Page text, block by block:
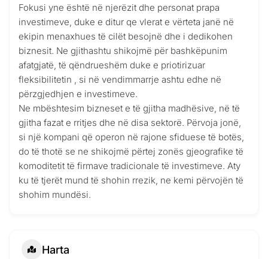
Fokusi yne është në njerëzit dhe personat prapa
investimeve, duke e ditur qe vlerat e vërteta janë në
ekipin menaxhues të cilët besojnë dhe i dedikohen
biznesit. Ne gjithashtu shikojmë për bashkëpunim
afatgjatë, të qëndrueshëm duke e priotirizuar
fleksibilitetin , si në vendimmarrje ashtu edhe në
përzgjedhjen e investimeve.
Ne mbështesim bizneset e të gjitha madhësive, në të
gjitha fazat e rritjes dhe në disa sektorë. Përvoja jonë,
si një kompani që operon në rajone sfiduese të botës,
do të thotë se ne shikojmë përtej zonës gjeografike të
komoditetit të firmave tradicionale të investimeve. Aty
ku të tjerët mund të shohin rrezik, ne kemi përvojën të
shohim mundësi.
Harta